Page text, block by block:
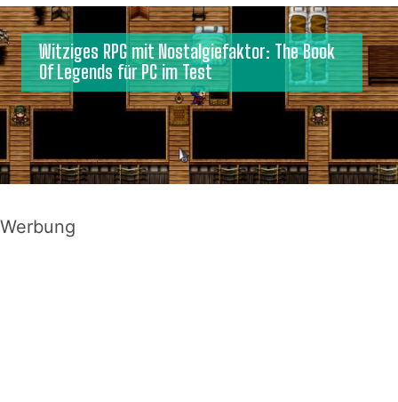
Witziges RPG mit Nostalgiefaktor: The Book
Of Legends für PC im Test
Werbung